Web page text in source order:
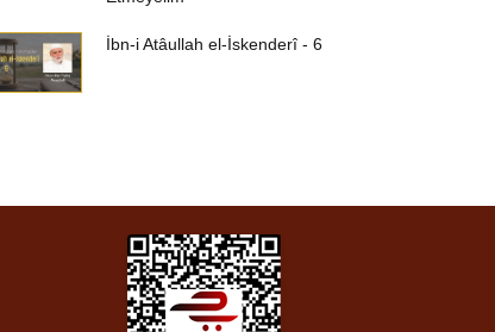
İbn-i Atâullah el-İskenderî - 6